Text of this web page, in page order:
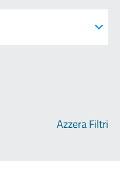
Azzera Filtri